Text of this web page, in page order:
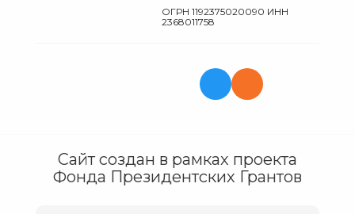
ОГРН 1192375020090 ИНН
2368011758
Сайт создан в рамках проекта
Фонда Президентских Грантов